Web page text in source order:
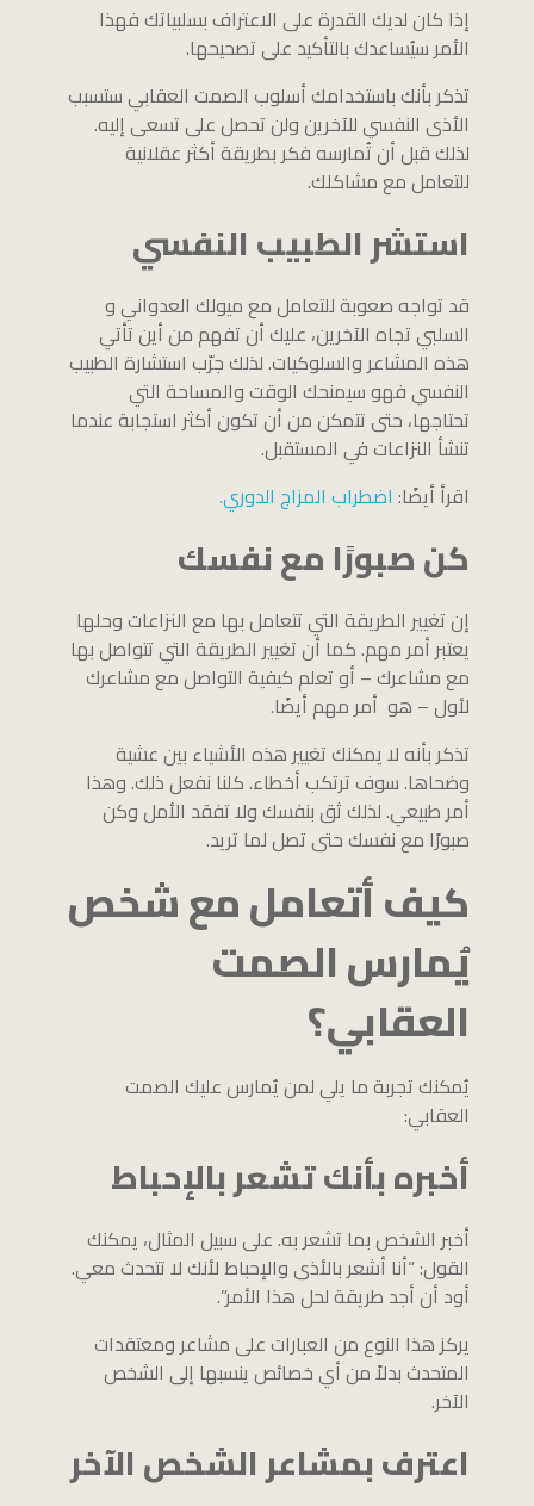
إذا كان لديك القدرة على الاعتراف بسلبياتك فهذا
الأمر سيُساعدك بالتأكيد على تصحيحها.
تذكر بأنك باستخدامك أسلوب الصمت العقابي ستسبب
الأذى النفسي للآخرين ولن تحصل على تسعى إليه.
لذلك قبل أن تُمارسه فكر بطريقة أكثر عقلانية
للتعامل مع مشاكلك.
استشر الطبيب النفسي
قد تواجه صعوبة للتعامل مع ميولك العدواني و
السلبي تجاه الآخرين، عليك أن تفهم من أين تأتي
هذه المشاعر والسلوكيات. لذلك جرّب استشارة الطبيب
النفسي فهو سيمنحك الوقت والمساحة التي
تحتاجها، حتى تتمكن من أن تكون أكثر استجابة عندما
تنشأ النزاعات في المستقبل.
اقرأ أيضًا: اضطراب المزاج الدوري.
كن صبورًا مع نفسك
إن تغيير الطريقة التي تتعامل بها مع النزاعات وحلها
يعتبر أمر مهم. كما أن تغيير الطريقة التي تتواصل بها
مع مشاعرك – أو تعلم كيفية التواصل مع مشاعرك
لأول – هو أمر مهم أيضًا.
تذكر بأنه لا يمكنك تغيير هذه الأشياء بين عشية
وضحاها. سوف ترتكب أخطاء. كلنا نفعل ذلك. وهذا
أمر طبيعي. لذلك ثق بنفسك ولا تفقد الأمل وكن
صبورًا مع نفسك حتى تصل لما تريد.
كيف أتعامل مع شخص
يُمارس الصمت
العقابي؟
يُمكنك تجربة ما يلي لمن يُمارس عليك الصمت
العقابي:
أخبره بأنك تشعر بالإحباط
أخبر الشخص بما تشعر به. على سبيل المثال، يمكنك
القول: “أنا أشعر بالأذى والإحباط لأنك لا تتحدث معي.
أود أن أجد طريقة لحل هذا الأمر”.
يركز هذا النوع من العبارات على مشاعر ومعتقدات
المتحدث بدلاً من أي خصائص ينسبها إلى الشخص
الآخر.
اعترف بمشاعر الشخص الآخر